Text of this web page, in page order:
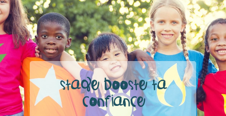
Stage Booste ta
confiance